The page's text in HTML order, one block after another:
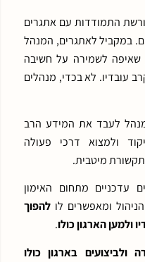
התמודדות עם אתגרים
במקביל לאתגרים, המנהל
שאיפה לשמירה על חשיבה
עובדיו. לא בכדי, מנהלים
למנהל לעבד את המידע הרב
ולמצוא דרכי פעולה
תקשורת מיטבית.
עדכניים מתחום האימון
ומאפשרים לו להפוך
ולמען הארגון כולו.
ולביצועים בארגון כולו